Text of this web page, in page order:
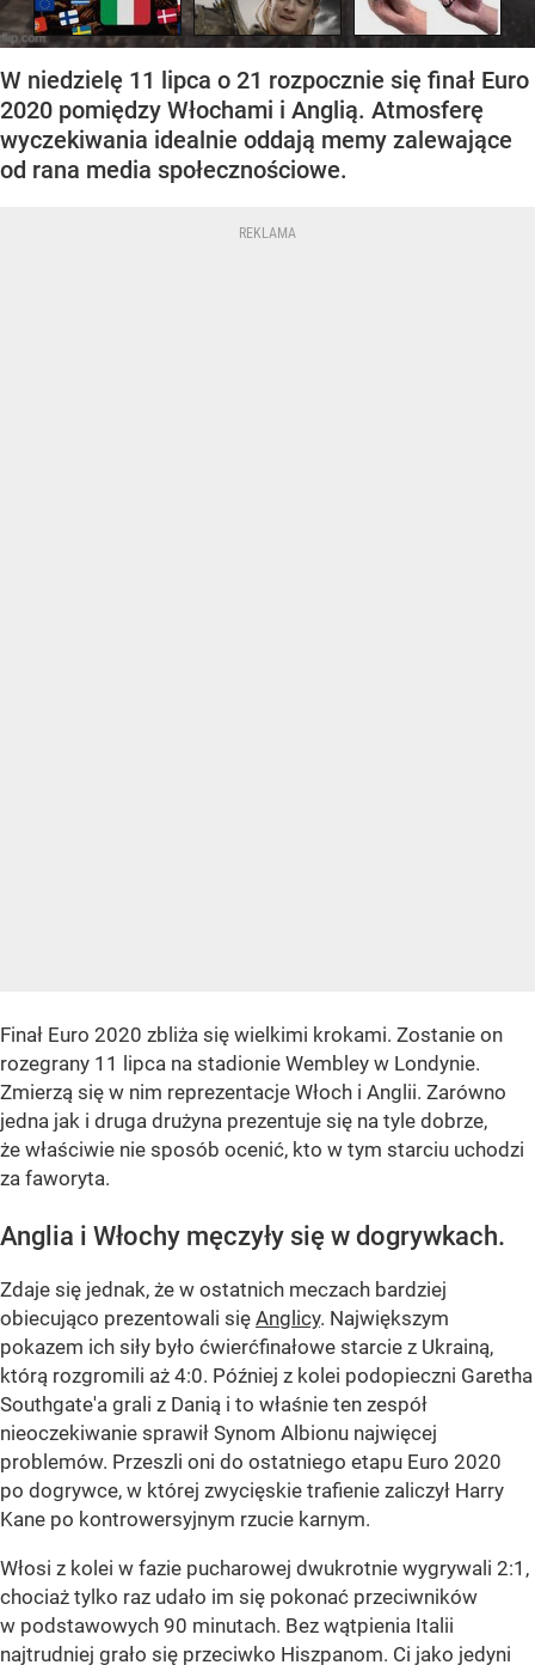
W niedzielę 11 lipca o 21 rozpocznie się finał Euro
2020 pomiędzy Włochami i Anglią. Atmosferę
wyczekiwania idealnie oddają memy zalewające
od rana media społecznościowe.
Finał Euro 2020 zbliża się wielkimi krokami. Zostanie on
rozegrany 11 lipca na stadionie Wembley w Londynie.
Zmierzą się w nim reprezentacje Włoch i Anglii. Zarówno
jedna jak i druga drużyna prezentuje się na tyle dobrze,
że właściwie nie sposób ocenić, kto w tym starciu uchodzi
za faworyta.
Anglia i Włochy męczyły się w dogrywkach.
Zdaje się jednak, że w ostatnich meczach bardziej
obiecująco prezentowali się Anglicy. Największym
pokazem ich siły było ćwierćfinałowe starcie z Ukrainą,
którą rozgromili aż 4:0. Później z kolei podopieczni Garetha
Southgate'a grali z Danią i to właśnie ten zespół
nieoczekiwanie sprawił Synom Albionu najwięcej
problemów. Przeszli oni do ostatniego etapu Euro 2020
po dogrywce, w której zwycięskie trafienie zaliczył Harry
Kane po kontrowersyjnym rzucie karnym.
Włosi z kolei w fazie pucharowej dwukrotnie wygrywali 2:1,
chociaż tylko raz udało im się pokonać przeciwników
w podstawowych 90 minutach. Bez wątpienia Italii
najtrudniej grało się przeciwko Hiszpanom. Ci jako jedyni